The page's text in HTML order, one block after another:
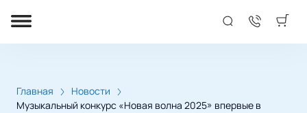
Главная
Новости
Музыкальный конкурс «Новая волна 2025» впервые в